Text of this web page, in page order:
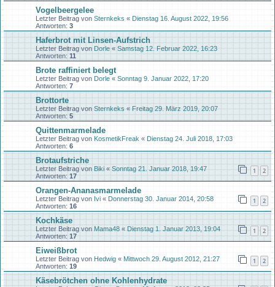
Vogelbeergelee
Letzter Beitrag von Sternkeks « Dienstag 16. August 2022, 19:56
Antworten: 3
Haferbrot mit Linsen-Aufstrich
Letzter Beitrag von Dorle « Samstag 12. Februar 2022, 16:23
Antworten: 11
Brote raffiniert belegt
Letzter Beitrag von Dorle « Sonntag 9. Januar 2022, 17:20
Antworten: 7
Brottorte
Letzter Beitrag von Sternkeks « Freitag 29. März 2019, 20:07
Antworten: 5
Quittenmarmelade
Letzter Beitrag von KosmetikFreak « Dienstag 24. Juli 2018, 17:03
Antworten: 6
Brotaufstriche
Letzter Beitrag von Biki « Sonntag 21. Januar 2018, 19:47
Antworten: 17
1 2
Orangen-Ananasmarmelade
Letzter Beitrag von Ivi « Donnerstag 30. Januar 2014, 20:58
Antworten: 16
1 2
Kochkäse
Letzter Beitrag von Mama48 « Dienstag 1. Januar 2013, 19:04
Antworten: 17
1 2
Eiweißbrot
Letzter Beitrag von Hedwig « Mittwoch 29. August 2012, 21:27
Antworten: 19
1 2
Käsebrötchen ohne Kohlenhydrate